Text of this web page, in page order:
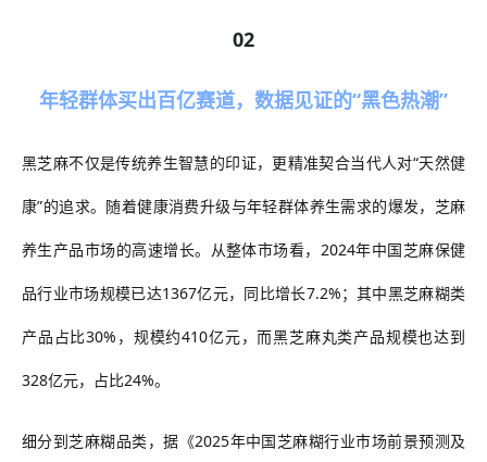
02
年轻群体买出百亿赛道，数据见证的“黑色热潮”
黑芝麻不仅是传统养生智慧的印证，更精准契合当代人对“天然健
康”的追求。 随着健康消费升级与年轻群体养生需求的爆发，芝麻
养生产品市场的高速增长。从整体市场看， 2024年中国芝麻保健
品行业市场规模已达1367亿元，同比增长7.2%；其中黑芝麻糊类
产品占比30%，规模约410亿元，而黑芝麻丸类产品规模也达到
328亿元，占比24%。
细分到芝麻糊品类，据《2025年中国芝麻糊行业市场前景预测及